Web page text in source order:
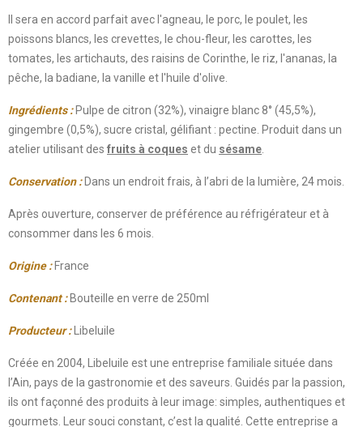
Il sera en accord parfait avec l'agneau, le porc, le poulet, les
poissons blancs, les crevettes, le chou-fleur, les carottes, les
tomates, les artichauts, des raisins de Corinthe, le riz, l'ananas, la
pêche, la badiane, la vanille et l'huile d'olive.
Ingrédients :Pulpe de citron (32%), vinaigre blanc 8° (45,5%),
gingembre (0,5%), sucre cristal, gélifiant : pectine. Produit dans un
atelier utilisant des fruits à coques et du sésame
Conservation :Dans un endroit frais, à l’abri de la lumière, 24 mois.
Après ouverture, conserver de préférence au réfrigérateur et à
consommer dans les 6 mois.
Origine :France
Contenant :Bouteille en verre de 250ml
Producteur : Libeluile
Créée en 2004, Libeluile est une entreprise familiale située dans
l’Ain, pays de la gastronomie et des saveurs. Guidés par la passion,
ils ont façonné des produits à leur image: simples, authentiques et
gourmets. Leur souci constant, c’est la qualité. Cette entreprise a